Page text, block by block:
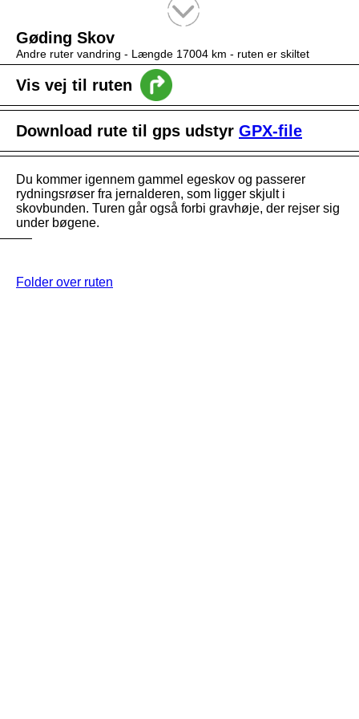
Gøding Skov
Andre ruter vandring - Længde 17004 km - ruten er skiltet
Vis vej til ruten
Download rute til gps udstyr GPX-file
Du kommer igennem gammel egeskov og passerer
rydningsrøser fra jernalderen, som ligger skjult i
skovbunden. Turen går også forbi gravhøje, der rejser sig
under bøgene.
Folder over ruten